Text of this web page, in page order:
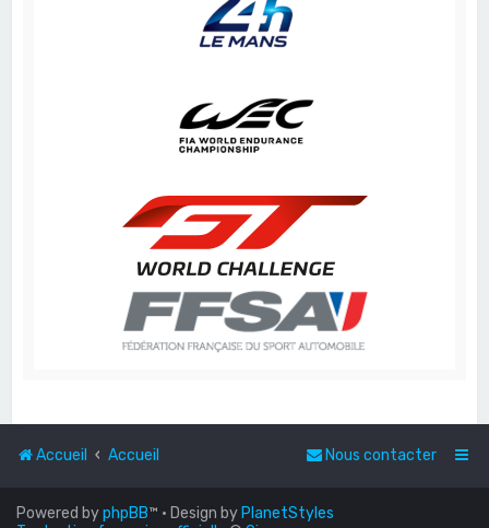
Accueil Accueil Nous contacter
Powered byphpBB™ • Design by PlanetStyles